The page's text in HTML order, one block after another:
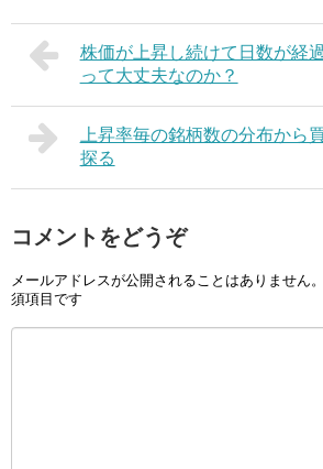
株価が上昇し続けて日数が経
って大丈夫なのか？
上昇率毎の銘柄数の分布から
探る
コメントをどうぞ
メールアドレスが公開されることはありません。
須項目です